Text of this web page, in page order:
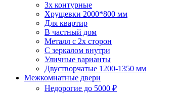
3х контурные
Хрущевки 2000*800 мм
Для квартир
В частный дом
Металл с 2х сторон
С зеркалом внутри
Уличные варианты
Двустворчатые 1200-1350 мм
Межкомнатные двери
Недорогие до 5000 ₽